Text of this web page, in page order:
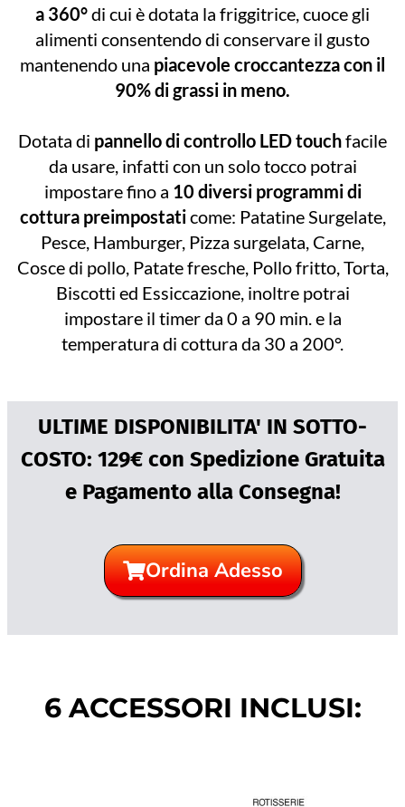
a 360°di cui è dotata la friggitrice, cuoce gli
alimenti consentendo di conservare il gusto
mantenendo una piacevole croccantezza con il
90% di grassi in meno.
Dotata di pannello di controllo LED touchfacile
da usare, infatti con un solo tocco potrai
impostare fino a 10 diversi programmi di
cottura preimpostaticome: Patatine Surgelate,
Pesce, Hamburger, Pizza surgelata, Carne,
Cosce di pollo, Patate fresche, Pollo fritto, Torta,
Biscotti ed Essiccazione, inoltre potrai
impostare il timer da 0 a 90 min. e la
temperatura di cottura da 30 a 200°.
ULTIME DISPONIBILITA' IN SOTTO-
COSTO: 129€ con Spedizione Gratuita
e Pagamento alla Consegna!
Ordina Adesso
6 ACCESSORI INCLUSI: